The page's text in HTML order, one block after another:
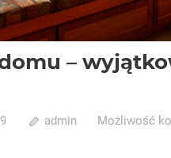
–
admin Możliwość